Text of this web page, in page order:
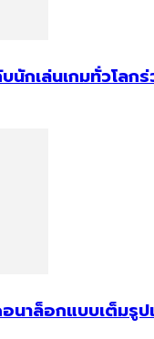
นักเล่นเกมทั่วโล
าล็อกแบบเต็มรูป